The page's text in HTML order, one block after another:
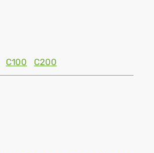
C100 C200